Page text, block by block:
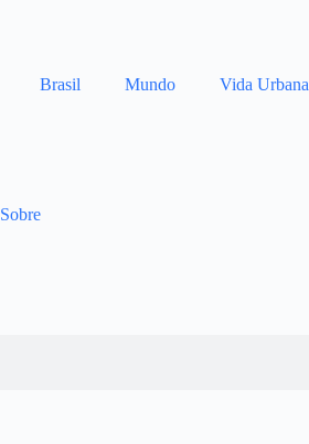
Brasil Mundo Vida Urbana
Sobre